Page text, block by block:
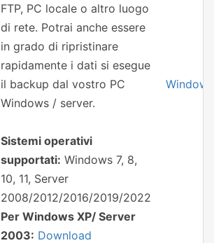
FTP, PC locale o altro luogo
di rete. Potrai anche essere
in grado di ripristinare
rapidamente i dati si esegue
il backup dal vostro PC
Windows / server.
Sistemi operativi
supportati: Windows 7, 8,
10, 11, Server
2008/2012/2016/2019/2022
Per Windows XP/ Server
2003: Download
Windows